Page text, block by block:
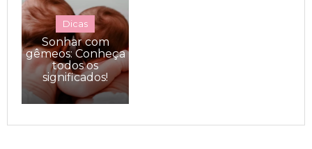
Dicas
Sonhar com
gêmeos: Conheça
todos os
significados!